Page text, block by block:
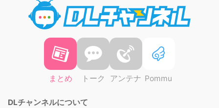
まとめ トーク アンテナ Pommu
DLチャンネルについて